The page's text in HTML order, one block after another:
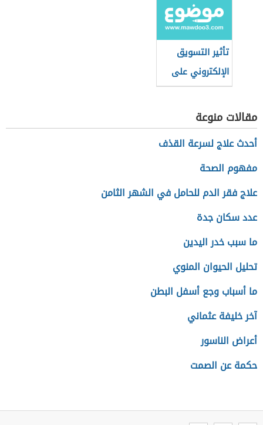
المعلوماتية
تأثير التسويق
الإلكتروني على
المنتج التقليدي
مقالات منوعة
أحدث علاج لسرعة القذف
مفهوم الصحة
علاج فقر الدم للحامل في الشهر الثامن
عدد سكان جدة
ما سبب خدر اليدين
تحليل الحيوان المنوي
ما أسباب وجع أسفل البطن
آخر خليفة عثماني
أعراض الناسور
حكمة عن الصمت